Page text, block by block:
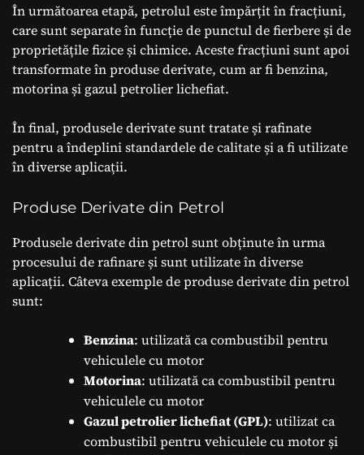
În următoarea etapă, petrolul este împărțit în fracțiuni,
care sunt separate în funcție de punctul de fierbere și de
proprietățile fizice și chimice. Aceste fracțiuni sunt apoi
transformate în produse derivate, cum ar fi benzina,
motorina și gazul petrolier lichefiat.
În final, produsele derivate sunt tratate și rafinate
pentru a îndeplini standardele de calitate și a fi utilizate
în diverse aplicații.
Produse Derivate din Petrol
Produsele derivate din petrol sunt obținute în urma
procesului de rafinare și sunt utilizate în diverse
aplicații. Câteva exemple de produse derivate din petrol
sunt:
Benzina: utilizată ca combustibil pentru
vehiculele cu motor
Motorina: utilizată ca combustibil pentru
vehiculele cu motor
Gazul petrolier lichefiat (GPL): utilizat ca
combustibil pentru vehiculele cu motor și